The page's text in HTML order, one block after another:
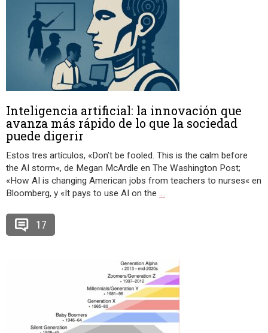
Inteligencia artificial: la innovación que
avanza más rápido de lo que la sociedad
puede digerir
Estos tres artículos, «Don’t be fooled. This is the calm before
the AI storm«, de Megan McArdle en The Washington Post;
«How AI is changing American jobs from teachers to nurses« en
Bloomberg, y «It pays to use AI on the …
17